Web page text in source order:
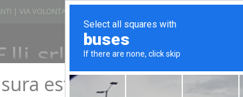
LUN -
| VIA VOLONTARI DEL SANGUE - PANTIGLIATE
PANTIGLIATE (MI) - ITALIA
estiva